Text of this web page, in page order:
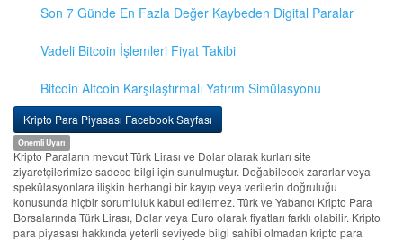
Son 7 Günde En Fazla Değer Kaybeden Digital Paralar
Vadeli Bitcoin İşlemleri Fiyat Takibi
Bitcoin Altcoin Karşılaştırmalı Yatırım Simülasyonu
Kripto Para Piyasası Facebook Sayfası
Önemli Uyarı
Kripto Paraların mevcut Türk Lirası ve Dolar olarak kurları site
ziyaretçilerimize sadece bilgi için sunulmuştur. Doğabilecek zararlar veya
spekülasyonlara ilişkin herhangi bir kayıp veya verilerin doğruluğu
konusunda hiçbir sorumluluk kabul edilemez. Türk ve Yabancı Kripto Para
Borsalarında Türk Lirası, Dolar veya Euro olarak fiyatları farklı olabilir. Kripto
para piyasası hakkında yeterli seviyede bilgi sahibi olmadan kripto para